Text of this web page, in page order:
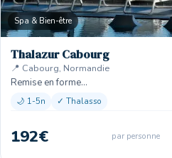
Spa & Bien-être
Thalazur Cabourg
📍 Cabourg, Normandie
Remise en forme…
🌙 1-5n ✓ Thalasso
192€ par personne